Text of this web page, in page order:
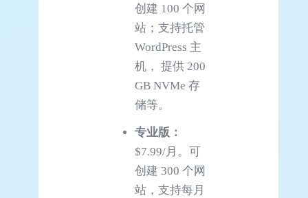
创建 100 个网
站；支持托管
WordPress 主
机， 提供 200
GB NVMe 存
储等。
专业版：
$7.99/月。可
创建 300 个网
站，支持每月